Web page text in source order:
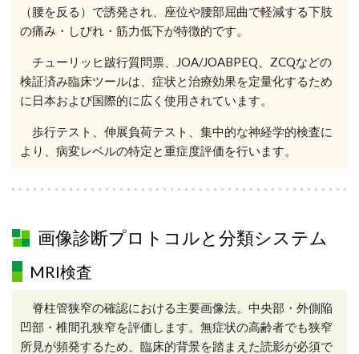
（腰を反る）で誘発され、座位や腰部屈曲で軽減する下肢
の痛み・しびれ・筋力低下が特徴的です。
チューリッヒ跛行質問票、JOA/JOABPEQ、ZCQなどの
検証済み臨床ツールは、症状と治療効果を定量化するため
に日本および国際的に広く使用されています。
歩行テスト、伸展負荷テスト、集中的な神経学的検査に
より、病変レベルの特定と重症度評価を行います。
画像診断プロトコルと分類システム
MRI検査
脊柱管狭窄の確認における主要画像法。中央部・外側陥
凹部・椎間孔狭窄を評価します。無症状の高齢者でも狭窄
所見が頻発するため、臨床的背景を踏まえた読影が必須で